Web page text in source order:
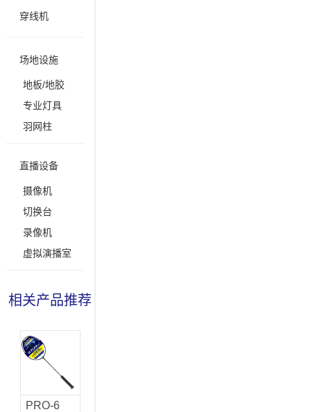
穿线机
场地设施
地板/地胶
专业灯具
羽网柱
直播设备
摄像机
切换台
录像机
虚拟演播室
相关产品推荐
PRO-6